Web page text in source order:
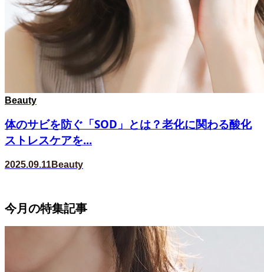
Beauty
体のサビを防ぐ「SOD」とは？老化に関わる酸化
ストレスケアを...
2025.09.11Beauty
今月の特集記事